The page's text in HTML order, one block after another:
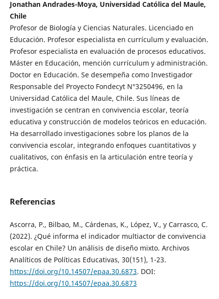
Jonathan Andrades-Moya, Universidad Católica del Maule,
Chile
Profesor de Biología y Ciencias Naturales. Licenciado en
Educación. Profesor especialista en currículum y evaluación.
Profesor especialista en evaluación de procesos educativos.
Máster en Educación, mención currículum y administración.
Doctor en Educación. Se desempeña como Investigador
Responsable del Proyecto Fondecyt N°3250496, en la
Universidad Católica del Maule, Chile. Sus líneas de
investigación se centran en convivencia escolar, teoría
educativa y construcción de modelos teóricos en educación.
Ha desarrollado investigaciones sobre los planos de la
convivencia escolar, integrando enfoques cuantitativos y
cualitativos, con énfasis en la articulación entre teoría y
práctica.
Referencias
Ascorra, P., Bilbao, M., Cárdenas, K., López, V., y Carrasco, C.
(2022). ¿Qué informa el indicador multiactor de convivencia
escolar en Chile? Un análisis de diseño mixto. Archivos
Analíticos de Políticas Educativas, 30(151), 1-23.
https://doi.org/10.14507/epaa.30.6873. DOI:
https://doi.org/10.14507/epaa.30.6873